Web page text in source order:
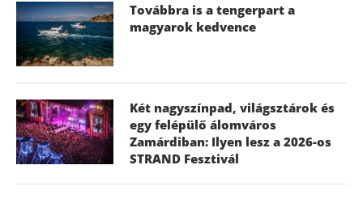
Továbbra is a tengerpart a
magyarok kedvence
Két nagyszínpad, világsztárok és
egy felépülő álomváros
Zamárdiban: Ilyen lesz a 2026-os
STRAND Fesztivál